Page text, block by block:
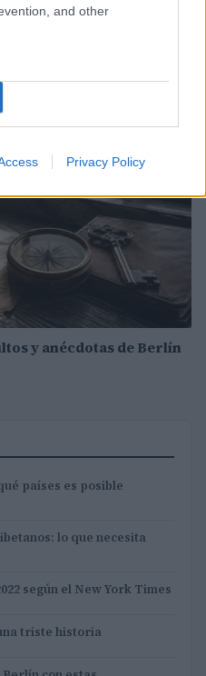
and other
Privacy Policy
con estas
y anécdotas de Berlín
países es posible
lo que necesita
según el New York Times
triste historia